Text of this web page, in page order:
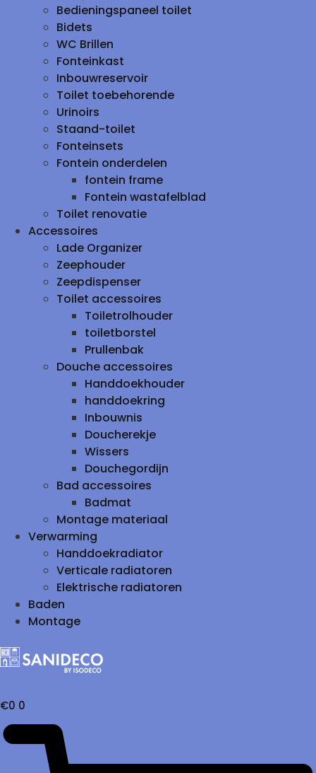
Bedieningspaneel toilet
Bidets
WC Brillen
Fonteinkast
Inbouwreservoir
Toilet toebehorende
Urinoirs
Staand-toilet
Fonteinsets
Fontein onderdelen
fontein frame
Fontein wastafelblad
Toilet renovatie
Accessoires
Lade Organizer
Zeephouder
Zeepdispenser
Toilet accessoires
Toiletrolhouder
toiletborstel
Prullenbak
Douche accessoires
Handdoekhouder
handdoekring
Inbouwnis
Doucherekje
Wissers
Douchegordijn
Bad accessoires
Badmat
Montage materiaal
Verwarming
Handdoekradiator
Verticale radiatoren
Elektrische radiatoren
Baden
Montage
€0 0